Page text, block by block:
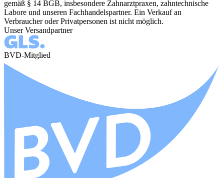
gemäß § 14 BGB, insbesondere Zahnarztpraxen, zahntechnische
Labore und unseren Fachhandelspartner. Ein Verkauf an
Verbraucher oder Privatpersonen ist nicht möglich.
Unser Versandpartner
BVD-Mitglied